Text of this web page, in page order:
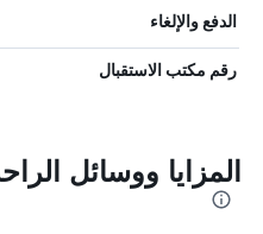
الدفع والإلغاء
رقم مكتب الاستقبال
المزايا ووسائل